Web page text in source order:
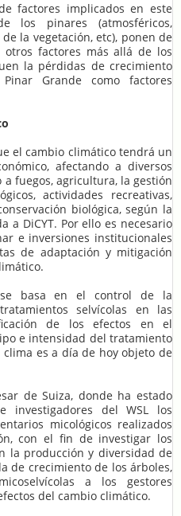
factores implicados en este
los pinares (atmosféricos,
la vegetación, etc), ponen de
factores más allá de los
la pérdidas de crecimiento
Grande como factores
el cambio climático tendrá un
afectando a diversos
fuegos, agricultura, la gestión
actividades recreativas,
biológica, según la
a DiCYT. Por ello es necesario
e inversiones institucionales
de adaptación y mitigación
basa en el control de la
selvícolas en las
de los efectos en el
e intensidad del tratamiento
es a día de hoy objeto de
de Suiza, donde ha estado
investigadores del WSL los
micológicos realizados
con el fin de investigar los
la producción y diversidad de
de crecimiento de los árboles,
a los gestores
del cambio climático.